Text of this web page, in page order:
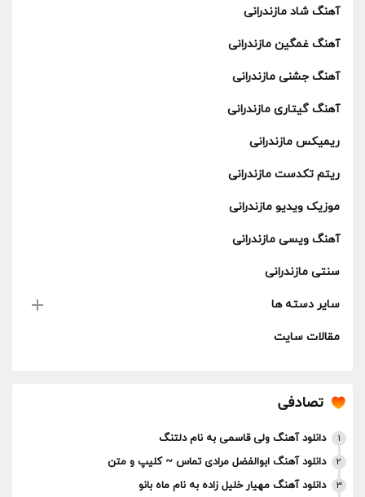
آهنگ شاد مازندرانی
آهنگ غمگین مازندرانی
آهنگ جشنی مازندرانی
آهنگ گیتاری مازندرانی
ریمیکس مازندرانی
ریتم تکدست مازندرانی
موزیک ویدیو مازندرانی
آهنگ ویسی مازندرانی
سنتی مازندرانی
سایر دسته ها
مقالات سایت
تصادفی
1 دانلود آهنگ ولی قاسمی به نام دلتنگ
2 دانلود آهنگ ابوالفضل مرادی تماس ~ کلیپ و متن
3 دانلود آهنگ مهیار خلیل زاده به نام ماه بانو